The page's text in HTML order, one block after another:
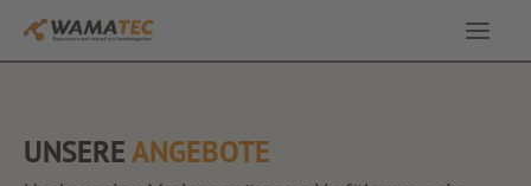
Ausstellung
UNSEREANGEBOTE